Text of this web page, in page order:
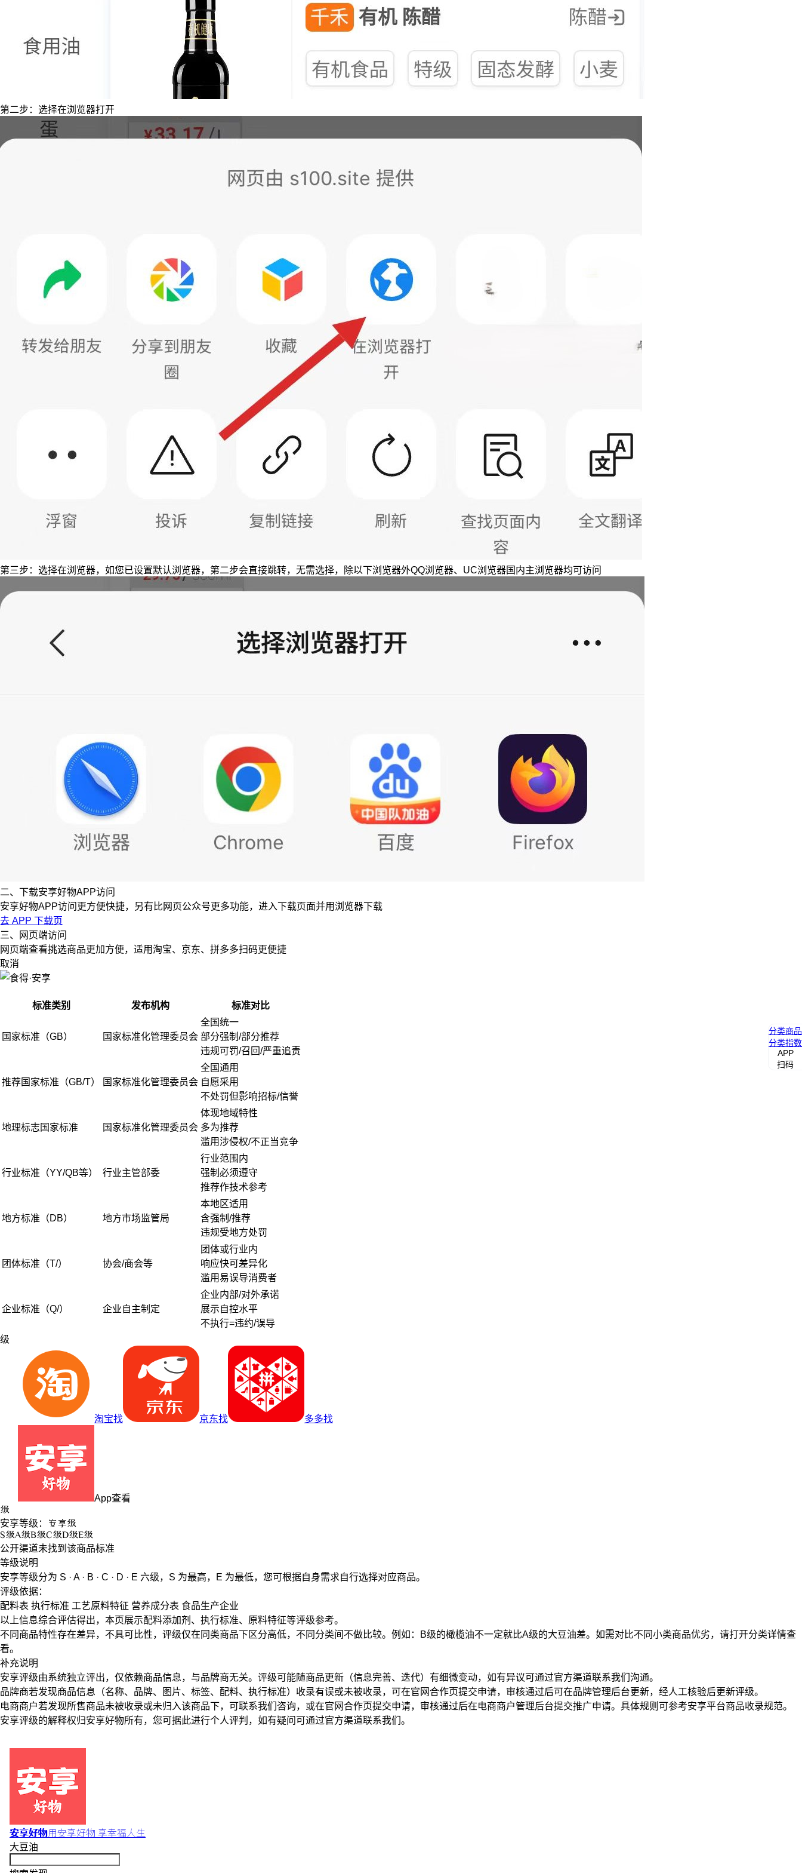
第二步：选择在浏览器打开
第三步：选择在浏览器，如您已设置默认浏览器，第二步会直接跳转，无需选择，除以下浏览器外QQ浏览器、UC浏览器国内主浏览器均可访问
二、下载安享好物APP访问
安享好物APP访问更方便快捷，另有比网页公众号更多功能，进入下载页面并用浏览器下载
去 APP 下载页
三、网页端访问
网页端查看挑选商品更加方便，适用淘宝、京东、拼多多扫码更便捷
取消
标准类别 发布机构 标准对比
国家标准（GB） 国家标准化管理委员会
全国统一
部分强制/部分推荐
违规可罚/召回/严重追责
推荐国家标准（GB/T） 国家标准化管理委员会
全国通用
自愿采用
不处罚但影响招标/信誉
地理标志国家标准 国家标准化管理委员会
体现地域特性
多为推荐
滥用涉侵权/不正当竞争
行业标准（YY/QB等） 行业主管部委
行业范围内
强制必须遵守
推荐作技术参考
地方标准（DB） 地方市场监管局
本地区适用
含强制/推荐
违规受地方处罚
团体标准（T/） 协会/商会等
团体或行业内
响应快可差异化
滥用易误导消费者
企业标准（Q/） 企业自主制定
企业内部/对外承诺
展示自控水平
不执行=违约/误导
级
淘宝找 京东找 多多找
App查看
级
安享等级： 安享级
S级A级B级C级D级E级
公开渠道未找到该商品标准
等级说明
安享等级分为 S · A · B · C · D · E 六级， S 为最高， E 为最低，您可根据自身需求自行选择对应商品。
评级依据：
配料表 执行标准 工艺原料特征 营养成分表 食品生产企业
以上信息综合评估得出，本页展示配料添加剂 、 执行标准、 原料特征等评级参考。
不同商品特性存在差异，不具可比性，评级仅在 同类商品下区分高低，不同分类间不做比较。例如：B级的橄榄油不一定就比A级的大豆油差。如需对比不同小类商品优劣，请打开分类详情查
看。
补充说明
安享评级由系统独立评出，仅依赖商品信息， 与品牌商无关。评级可能随商品更新（信息完善、迭代）有细微变动，如有异议可通过官方渠道联系我们沟通。
品牌商若发现商品信息（名称、品牌、图片、标签、配料、执行标准）收录有误或未被收录，可在官网合作页提交申请，审核通过后可在品牌管理后台更新，经人工核验后更新评级。
电商商户若发现所售商品未被收录或未归入该商品下，可联系我们咨询，或在官网合作页提交申请，审核通过后在电商商户管理后台提交推广申请。具体规则可参考安享平台商品收录规范。
安享评级的解释权归安享好物所有，您可据此进行个人评判，如有疑问可通过官方渠道联系我们。
安享好物用安享好物 享幸福人生
大豆油
分类商品
分类指数
APP
扫码